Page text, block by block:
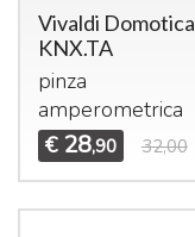
Vivaldi Domotica
KNX.TA
pinza
amperometrica
€ 28,90 32,00